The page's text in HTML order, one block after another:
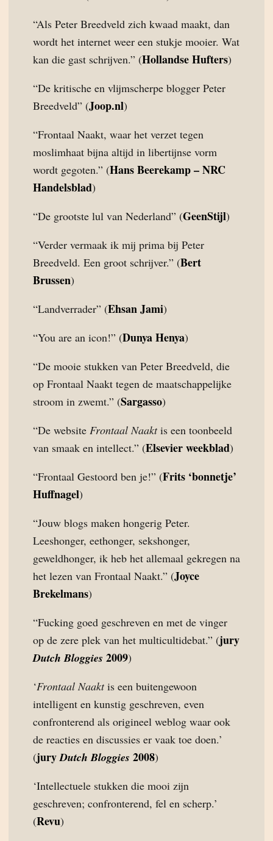
“Als Peter Breedveld zich kwaad maakt, dan
wordt het internet weer een stukje mooier. Wat
kan die gast schrijven.” (Hollandse Hufters)
“De kritische en vlijmscherpe blogger Peter
Breedveld” (Joop.nl)
“Frontaal Naakt, waar het verzet tegen
moslimhaat bijna altijd in libertijnse vorm
wordt gegoten.” (Hans Beerekamp – NRC
Handelsblad)
“De grootste lul van Nederland” (GeenStijl)
“Verder vermaak ik mij prima bij Peter
Breedveld. Een groot schrijver.” (Bert
Brussen)
“Landverrader” (Ehsan Jami)
“You are an icon!” (Dunya Henya)
“De mooie stukken van Peter Breedveld, die
op Frontaal Naakt tegen de maatschappelijke
stroom in zwemt.” (Sargasso)
“De website Frontaal Naaktis een toonbeeld
van smaak en intellect.” (Elsevier weekblad)
“Frontaal Gestoord ben je!” (Frits ‘bonnetje’
Huffnagel)
“Jouw blogs maken hongerig Peter.
Leeshonger, eethonger, sekshonger,
geweldhonger, ik heb het allemaal gekregen na
het lezen van Frontaal Naakt.” (Joyce
Brekelmans)
“Fucking goed geschreven en met de vinger
op de zere plek van het multicultidebat.” (jury
Dutch Bloggies 2009)
‘Frontaal Naaktis een buitengewoon
intelligent en kunstig geschreven, even
confronterend als origineel weblog waar ook
de reacties en discussies er vaak toe doen.’
(juryDutch Bloggies 2008)
‘Intellectuele stukken die mooi zijn
geschreven; confronterend, fel en scherp.’
(Revu)